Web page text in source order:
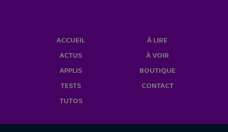
ACCUEIL
ACTUS
APPLIS
TESTS
TUTOS
À LIRE
À VOIR
BOUTIQUE
CONTACT